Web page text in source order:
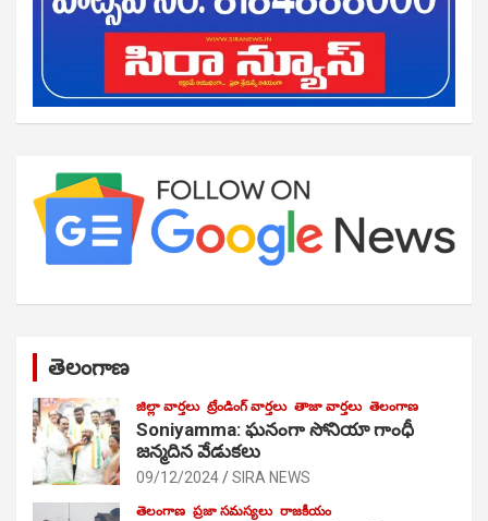
తెలంగాణ
జిల్లా వార్తలు ట్రేండింగ్ వార్తలు తాజా వార్తలు తెలంగాణ
Soniyamma: ఘ‌నంగా సోనియా గాంధీ
జ‌న్మ‌దిన వేడుక‌లు
09/12/2024 SIRA NEWS
తెలంగాణ ప్రజా సమస్యలు రాజకీయం